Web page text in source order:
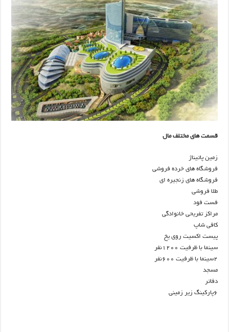
قسمت های مختلف مال
زمین پاتیناژ
فروشگاه های خرده فروشی
فروشگاه های زنجیره ای
طلا فروشی
فست فود
مراکز تفریحی خانوادگی
کافی شاپ
پیست اکسیت روی یخ
سینما با ظرفیت ۱۲۰۰نفر
۲سینما با ظرفیت ۶۰۰نفر
مسجد
دفاتر
۶پارکینگ زیر زمینی